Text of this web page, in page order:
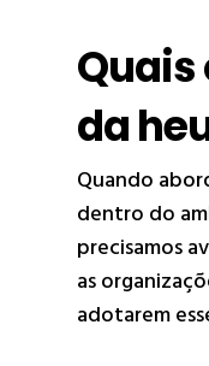
Quais
da
Quando
dentro do
precisamos
as
adotarem